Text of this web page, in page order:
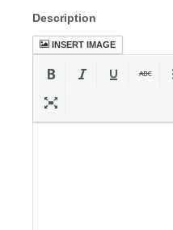
Description
INSERT IMAGE